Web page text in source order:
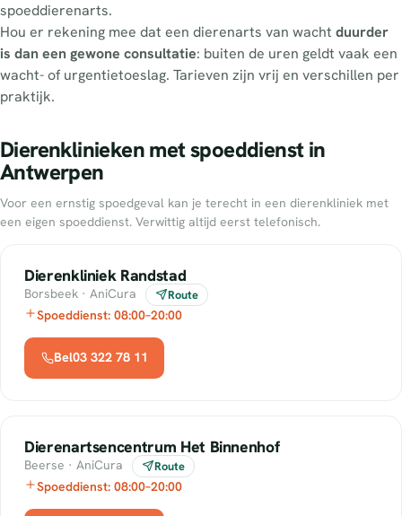
spoeddierenarts.
Hou er rekening mee dat een dierenarts van wacht duurder
is dan een gewone consultatie: buiten de uren geldt vaak een
wacht- of urgentietoeslag. Tarieven zijn vrij en verschillen per
praktijk.
Dierenklinieken met spoeddienst in
Antwerpen
Voor een ernstig spoedgeval kan je terecht in een dierenkliniek met
een eigen spoeddienst. Verwittig altijd eerst telefonisch.
Dierenkliniek Randstad
Borsbeek · AniCura Route
Spoeddienst: 08:00–20:00
Bel03 322 78 11
Dierenartsencentrum Het Binnenhof
Beerse · AniCura Route
Spoeddienst: 08:00–20:00